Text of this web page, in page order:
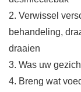
2. Verwissel
behandeling,
draaien
3. Was uw
4. Breng wat